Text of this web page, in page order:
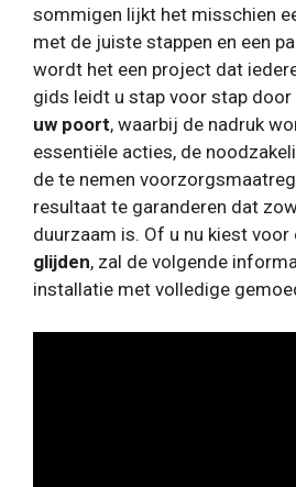
sommigen lijkt het misschien
met de juiste stappen en een
wordt het een project dat
gids leidt u stap voor stap door
uw poort, waarbij de nadruk
essentiële acties, de
de te nemen
resultaat te garanderen dat
duurzaam is. Of u nu kiest voor
glijden, zal de volgende
installatie met volledige